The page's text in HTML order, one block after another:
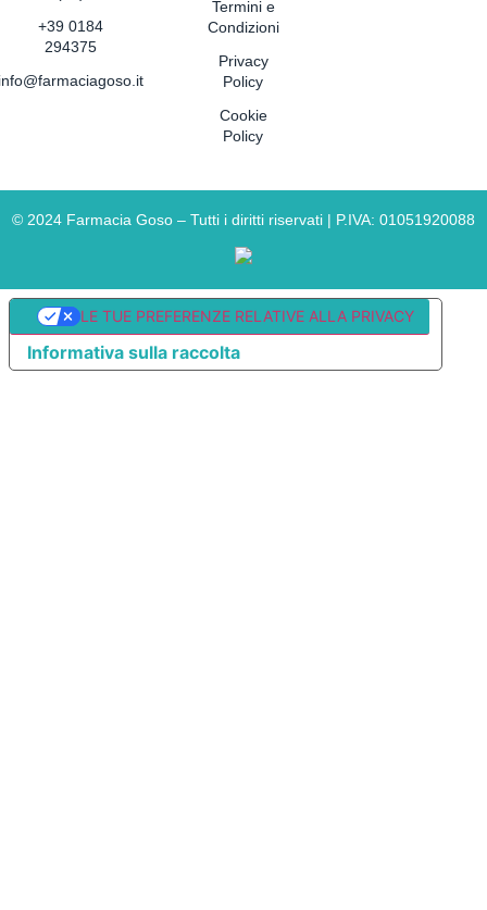
+39 0184
294375
Termini e
Condizioni
Privacy
Policy
Cookie
Policy
© 2024 Farmacia Goso – Tutti i diritti riservati | P.IVA: 01051920088
Informativa sulla raccolta
LE TUE PREFERENZE RELATIVE ALLA PRIVACY